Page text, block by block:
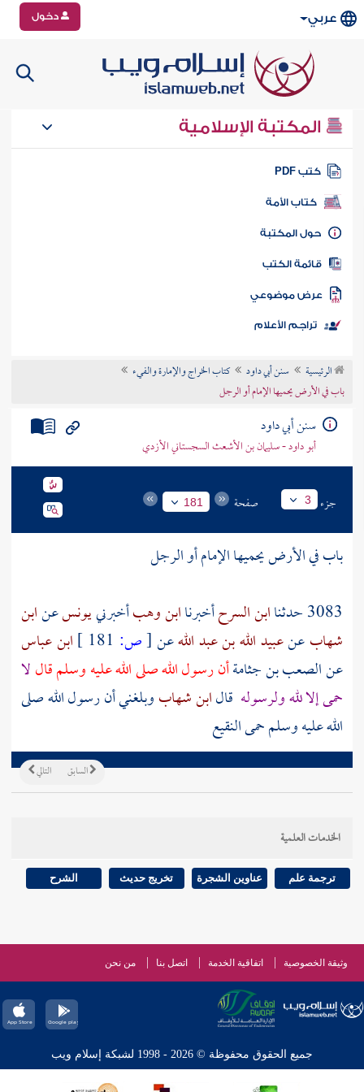
عربي دخول
المكتبة الإسلامية
كتب PDF
كتاب الأمة
المكتبة
الكتب
موضوعي
تراجم الأعلام
الرئيسية سنن أبي داود
كتاب الخراج والإمارة والفيء
باب في الأرض يحميها الإمام أو الرجل
سنن أبي داود
أبو داود - سليمان بن الأشعث السجستاني الأزدي
جزء 3 صفحة 181
باب في الأرض يحميها الإمام أو الرجل
3083 حدثنا
ابن السرحأخبرناابن وهبأخبرنييونسعنابن
شهابعنعبيد الله بن عبد اللهعن[ص:
ابن عباس
عنالصعب بن جثامةأن رسول الله صلى الله عليه وسلم قاللا
حمى إلا لله ولرسوله قالابن شهابوبلغني أن رسول الله صلى
الله عليه وسلم حمىالنقيع
التالي السابق
الخدمات العلمية
ترجمة علم عناوين الشجرة تخريج حديث الشرح
وثيقة الخصوصية اتفاقية الخدمة اتصل بنا من نحن
جميع الحقوق محفوظة © 2026 - 1998 لشبكة إسلام ويب